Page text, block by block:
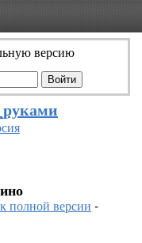
версию
к полной версии -